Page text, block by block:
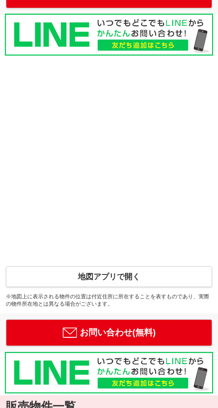
地図アプリで開く
※地図上に表示される物件の位置は付近住所に所在することを表すものであり、実際
の物件所在地とは異なる場合がございます。
お問い合わせ(無料)